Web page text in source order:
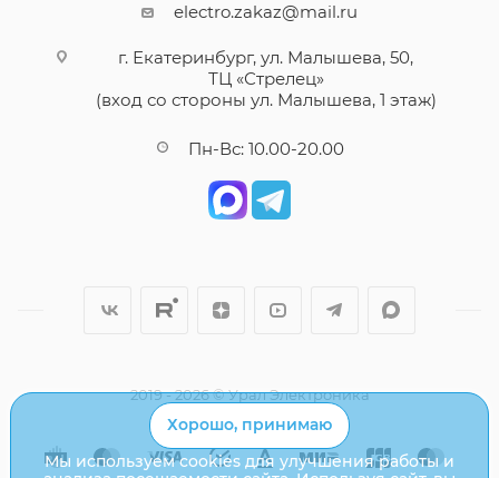
electro.zakaz@mail.ru
г. Екатеринбург, ул. Малышева, 50,
ТЦ «Стрелец»
(вход со стороны ул. Малышева, 1 этаж)
Пн-Вс: 10.00-20.00
2019 - 2026 © Урал Электроника
Мы используем cookies для улучшения работы и
Хорошо, принимаю